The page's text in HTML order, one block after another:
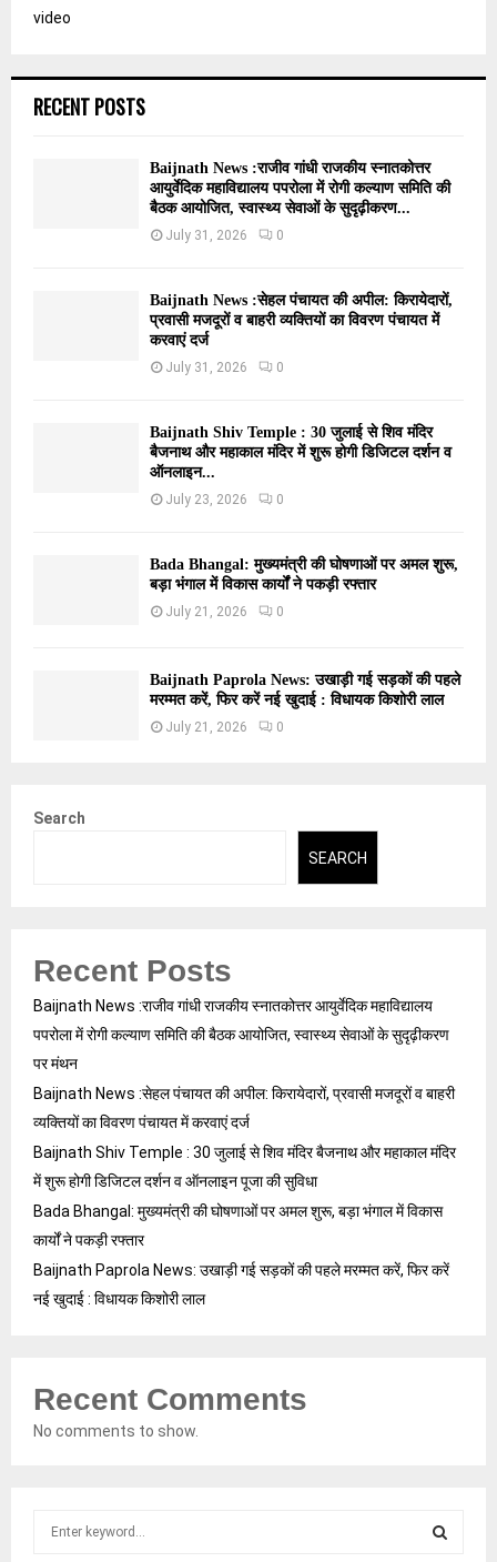
video
RECENT POSTS
Baijnath News :राजीव गांधी राजकीय स्नातकोत्तर
आयुर्वेदिक महाविद्यालय पपरोला में रोगी कल्याण समिति की
बैठक आयोजित, स्वास्थ्य सेवाओं के सुदृढ़ीकरण...
July 31, 2026 0
Baijnath News :सेहल पंचायत की अपील: किरायेदारों,
प्रवासी मजदूरों व बाहरी व्यक्तियों का विवरण पंचायत में
करवाएं दर्ज
July 31, 2026 0
Baijnath Shiv Temple : 30 जुलाई से शिव मंदिर
बैजनाथ और महाकाल मंदिर में शुरू होगी डिजिटल दर्शन व
ऑनलाइन...
July 23, 2026 0
Bada Bhangal: मुख्यमंत्री की घोषणाओं पर अमल शुरू,
बड़ा भंगाल में विकास कार्यों ने पकड़ी रफ्तार
July 21, 2026 0
Baijnath Paprola News: उखाड़ी गई सड़कों की पहले
मरम्मत करें, फिर करें नई खुदाई : विधायक किशोरी लाल
July 21, 2026 0
Search
SEARCH
Recent Posts
Baijnath News :राजीव गांधी राजकीय स्नातकोत्तर आयुर्वेदिक महाविद्यालय
पपरोला में रोगी कल्याण समिति की बैठक आयोजित, स्वास्थ्य सेवाओं के सुदृढ़ीकरण
पर मंथन
Baijnath News :सेहल पंचायत की अपील: किरायेदारों, प्रवासी मजदूरों व बाहरी
व्यक्तियों का विवरण पंचायत में करवाएं दर्ज
Baijnath Shiv Temple : 30 जुलाई से शिव मंदिर बैजनाथ और महाकाल मंदिर
में शुरू होगी डिजिटल दर्शन व ऑनलाइन पूजा की सुविधा
Bada Bhangal: मुख्यमंत्री की घोषणाओं पर अमल शुरू, बड़ा भंगाल में विकास
कार्यों ने पकड़ी रफ्तार
Baijnath Paprola News: उखाड़ी गई सड़कों की पहले मरम्मत करें, फिर करें
नई खुदाई : विधायक किशोरी लाल
Recent Comments
No comments to show.